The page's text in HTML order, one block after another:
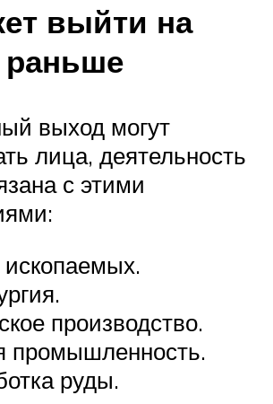
выйти на
выход могут
лица, деятельность
с этими
производство.
промышленность.
руды.